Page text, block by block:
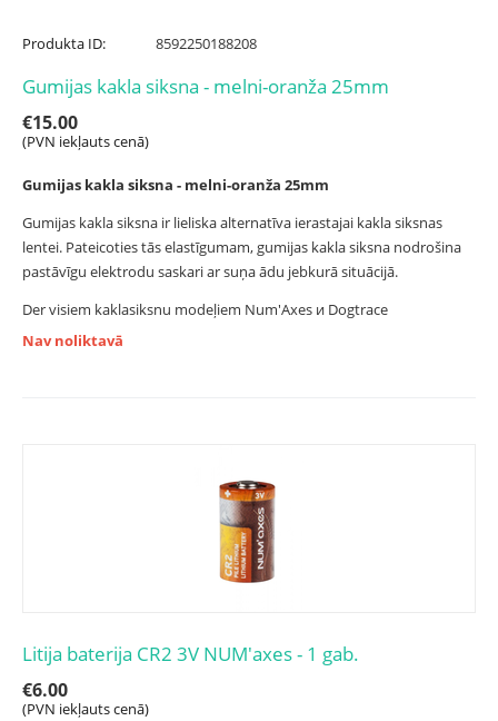
Produkta ID: 8592250188208
Gumijas kakla siksna - melni-oranža 25mm
€15.00
(PVN iekļauts cenā)
Gumijas kakla siksna - melni-oranža 25mm
Gumijas kakla siksna ir lieliska alternatīva ierastajai kakla siksnas
lentei. Pateicoties tās elastīgumam, gumijas kakla siksna nodrošina
pastāvīgu elektrodu saskari ar suņa ādu jebkurā situācijā.
Der visiem kaklasiksnu modeļiem Num'Axes и Dogtrace
Nav noliktavā
Litija baterija CR2 3V NUM'axes - 1 gab.
€6.00
(PVN iekļauts cenā)